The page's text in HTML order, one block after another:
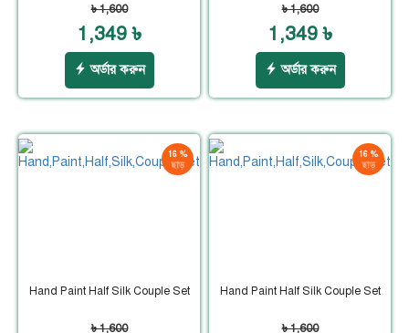
৳ 1,600
1,349 ৳
অর্ডার করুন
৳ 1,600
1,349 ৳
অর্ডার করুন
16 %
ছাড়
Hand Paint Half Silk Couple Set
৳ 1,600
16 %
ছাড়
Hand Paint Half Silk Couple Set
৳ 1,600